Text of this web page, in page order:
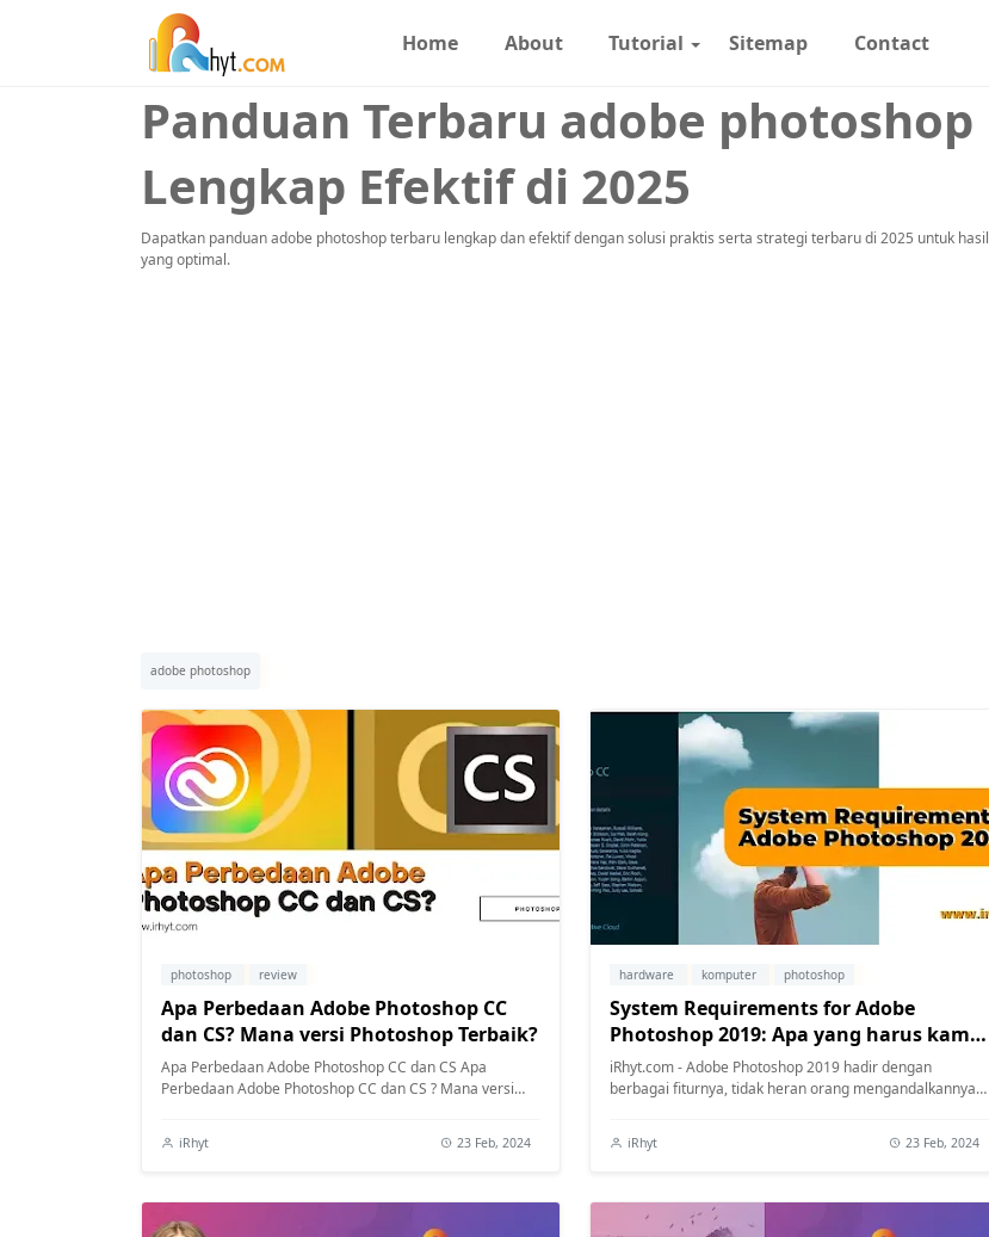
Home About Tutorial Sitemap Contact
Panduan Terbaru adobe photoshop
Lengkap Efektif di 2025
Dapatkan panduan adobe photoshop terbaru lengkap dan efektif dengan solusi praktis serta strategi terbaru di 2025 untuk hasil
yang optimal.
adobe photoshop
photoshop review
Apa Perbedaan Adobe Photoshop CC
dan CS? Mana versi Photoshop Terbaik?
Apa Perbedaan Adobe Photoshop CC dan CS Apa
Perbedaan Adobe Photoshop CC dan CS ? Mana versi
iRhyt 23 Feb, 2024
hardware komputer photoshop
System Requirements for Adobe
Photoshop 2019: Apa yang harus kamu
ketahui?
iRhyt.com - Adobe Photoshop 2019 hadir dengan
berbagai fiturnya, tidak heran orang mengandalkannya
iRhyt 23 Feb, 2024